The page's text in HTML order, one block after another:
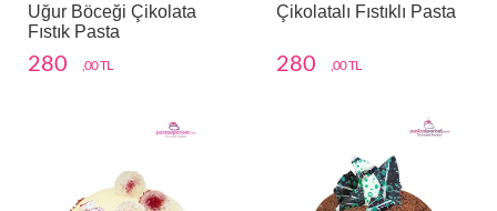
Uğur Böceği Çikolata
Fıstık Pasta
280 ,00 TL
Çikolatalı Fıstıklı Pasta
280 ,00 TL